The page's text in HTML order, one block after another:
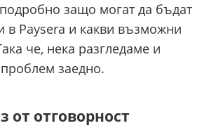
защо могат да бъдат
в Paysera и какви възможни
че, нека разгледаме и
заедно.
от отговорност